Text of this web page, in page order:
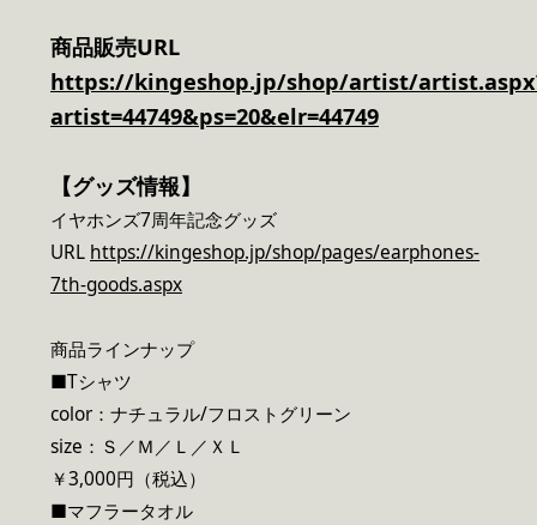
商品販売URL
https://kingeshop.jp/shop/artist/
artist=44749&ps=20&elr=44749
【グッズ情報】
イヤホンズ7周年記念グッズ
URL https://kingeshop.jp/shop/pages/earphones-
7th-goods.aspx
商品ラインナップ
■Tシャツ
color：ナチュラル/フロストグリーン
size：Ｓ／Ｍ／Ｌ／ＸＬ
￥3,000円（税込）
■マフラータオル